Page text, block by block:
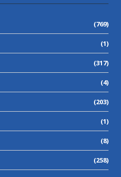
(769)
(1)
(317)
(4)
(203)
(1)
(8)
(258)